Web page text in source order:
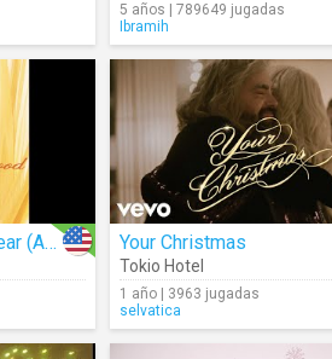
5 años | 789649 jugadas
Ibramih
Do You Hear What I Hear (Audio) Your Christmas
Tokio Hotel
1 año | 3963 jugadas
selvatica